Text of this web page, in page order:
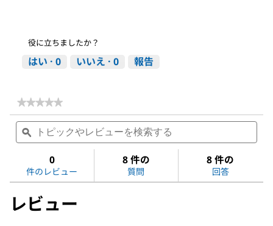
役に立ちましたか？
はい · 0 いいえ · 0 報告
★★★★★
★★★★★
評
値
Acetone
ト
ピ
ッ
ュ
ー
ϙ
0
件のレビュー
8 件の
質問
8 件の
回答
レビュー